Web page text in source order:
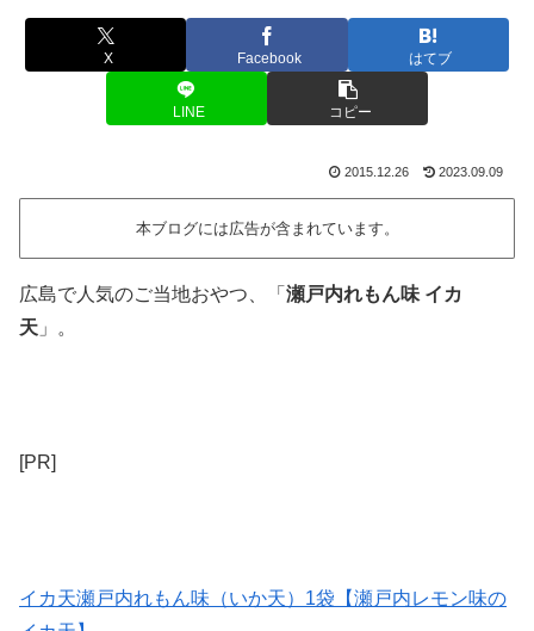
X Facebook はてブ
LINE コピー
2015.12.26 2023.09.09
本ブログには広告が含まれています。
広島で人気のご当地おやつ、「 瀬戸内れもん味 イカ
天 」。
[PR]
イカ天瀬戸内れもん味（いか天）1袋【瀬戸内レモン味の